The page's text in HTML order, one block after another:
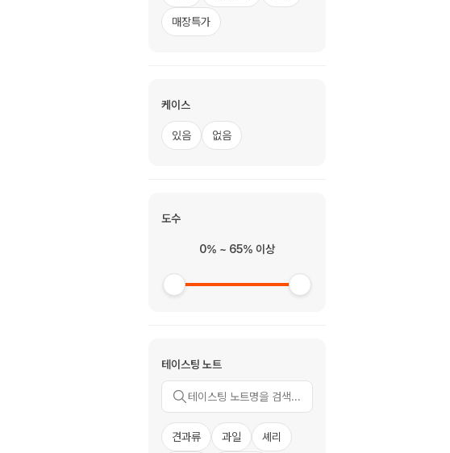
매장특가
케이스
있음 없음
도수
0% ~ 65% 이상
테이스팅 노트
견과류 과일 셰리